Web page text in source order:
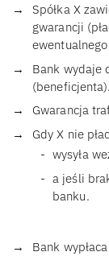
Spółka X
gwarancji
Bank wydaje
(beneficjenta).
Gwarancja
Gdy X nie
wysyła
a jeśli
banku.
Bank